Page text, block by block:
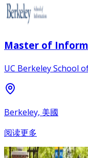
Master of
UC Berkeley School
Berkeley, 美國
阅读更多